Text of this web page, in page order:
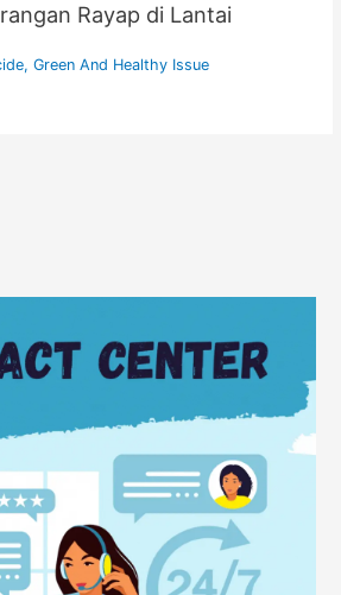
Rayap di Lantai
, Green And Healthy Issue